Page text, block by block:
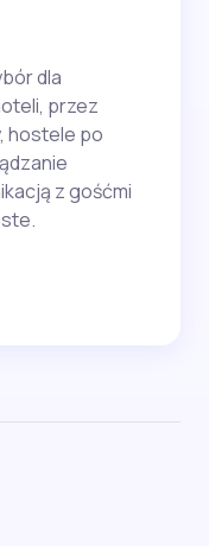
dla
przez
hostele po
z gośćmi